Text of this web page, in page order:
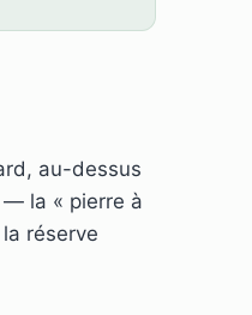
au-dessus
— la « pierre à
réserve